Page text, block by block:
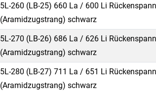
5L-260 (LB-25) 660 La / 600 Li
(Aramidzugstrang) schwarz
5L-270 (LB-26) 686 La / 626 Li
(Aramidzugstrang) schwarz
5L-280 (LB-27) 711 La / 651 Li
(Aramidzugstrang) schwarz